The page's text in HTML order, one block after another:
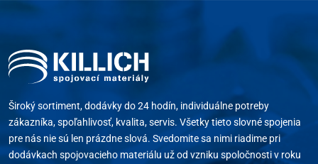
Široký sortiment, dodávky do 24 hodín, individuálne potreby
zákazníka, spoľahlivosť, kvalita, servis. Všetky tieto slovné spojenia
pre nás nie sú len prázdne slová. Svedomite sa nimi riadime pri
dodávkach spojovacieho materiálu už od vzniku spoločnosti v roku